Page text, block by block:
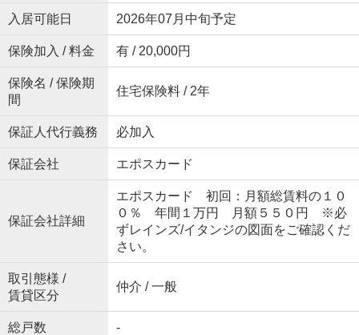
入居可能日 2026年07月中旬予定
保険加入 / 料金 有 / 20,000円
保険名 / 保険期
間
住宅保険料 / 2年
保証人代行義務 必加入
保証会社 エポスカード
保証会社詳細
エポスカード 初回：月額総賃料の１０
０％ 年間１万円 月額５５０円 ※必
ずレインズ/イタンジの図面をご確認くだ
さい。
取引態様 /
賃貸区分
仲介 / 一般
総戸数 -